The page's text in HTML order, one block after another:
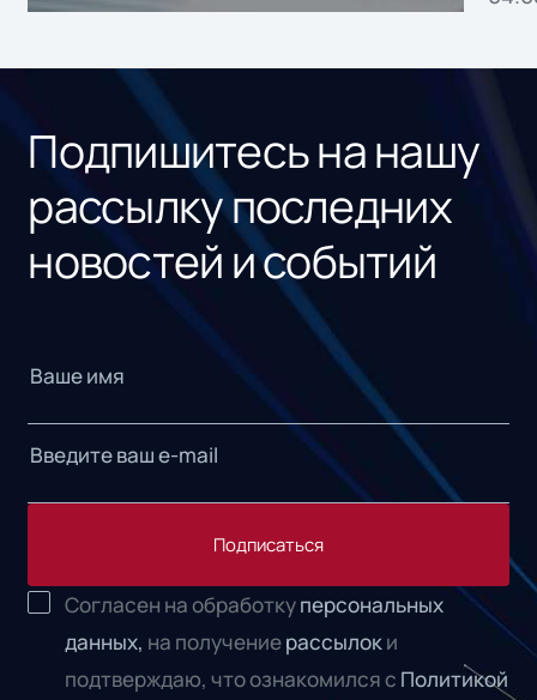
Подпишитесь на нашу
рассылку последних
новостей и событий
Подписаться
Согласен на обработкуперсональных
данных, на получениерассылоки
подтверждаю, что ознакомился с Политикой